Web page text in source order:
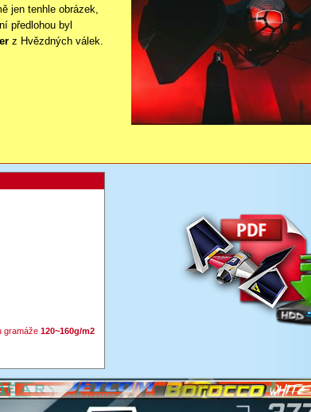
jen tenhle obrázek,
předlohou byl
z Hvězdných válek.
gramáže120~160g/m2